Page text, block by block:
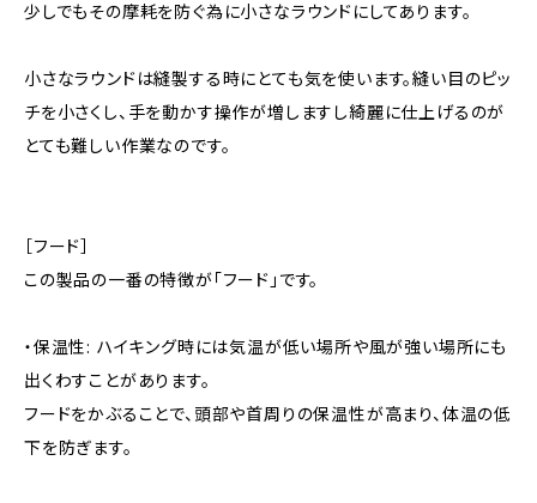
少しでもその摩耗を防ぐ為に小さなラウンドにしてあります。
小さなラウンドは縫製する時にとても気を使います。縫い目のピッ
チを小さくし、手を動かす操作が増しますし綺麗に仕上げるのが
とても難しい作業なのです。
［フード］
この製品の一番の特徴が「フード」です。
・保温性: ハイキング時には気温が低い場所や風が強い場所にも
出くわすことがあります。
フードをかぶることで、頭部や首周りの保温性が高まり、体温の低
下を防ぎます。